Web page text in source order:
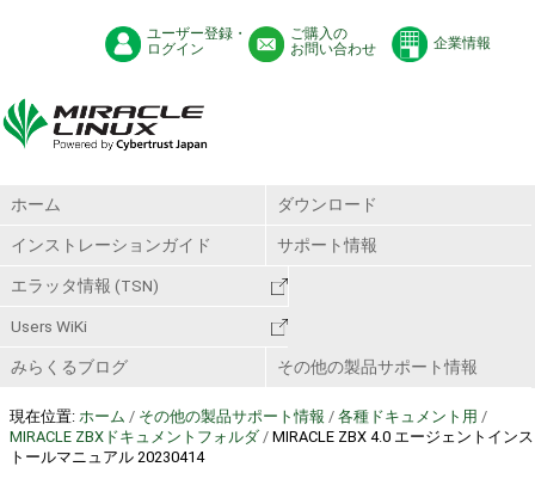
ユーザー登録・
ログイン
ご購入の
お問い合わせ
企業情報
ホーム ダウンロード
インストレーションガイド サポート情報
エラッタ情報 (TSN)
Users WiKi
みらくるブログ その他の製品サポート情報
現在位置: ホーム / その他の製品サポート情報 / 各種ドキュメント用 /
MIRACLE ZBXドキュメントフォルダ / MIRACLE ZBX 4.0 エージェントインス
トールマニュアル 20230414